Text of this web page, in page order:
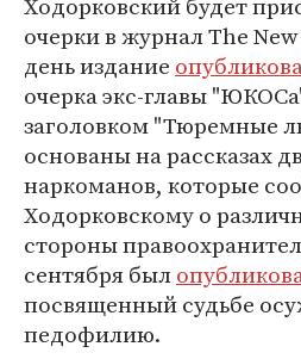
очерки в журнал The
день издание
очерка экс-главы
заголовком "Тюремные
основаны на рассказах
наркоманов, которые
Ходорковскому о
стороны
сентября был
посвященный судьбе
педофилию.